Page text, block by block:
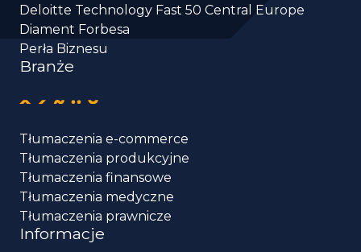
Deloitte Technology Fast 50 Central Europe
Diament Forbesa
Perła Biznesu
Branże
Tłumaczenia e-commerce
Tłumaczenia produkcyjne
Tłumaczenia finansowe
Tłumaczenia medyczne
Tłumaczenia prawnicze
Informacje